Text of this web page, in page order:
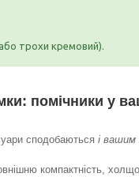
трохи кремовий).
помічники у
сподобаються і вашим
компактність,